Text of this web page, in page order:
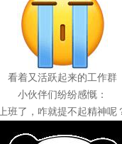
看着又活跃起来的工作群
小伙伴们纷纷感慨：
班了，咋就提不起精神呢